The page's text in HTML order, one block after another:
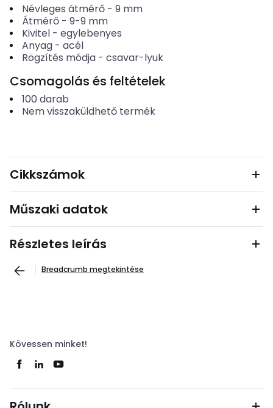
Névleges átmérő- 9 mm
Átmérő- 9-9 mm
Kivitel- egylebenyes
Anyag- acél
Rögzítés módja- csavar-lyuk
Csomagolás és feltételek
100 darab
Nem visszaküldhető termék
Cikkszámok
Műszaki adatok
Részletes leírás
Breadcrumb megtekintése
Kövessen minket!